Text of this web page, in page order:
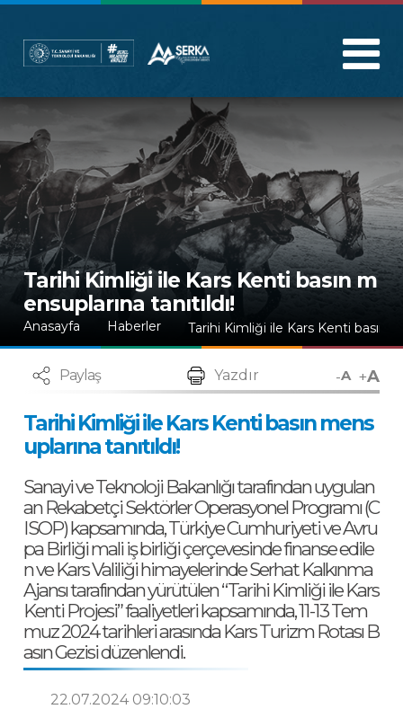
Tarihi Kimliği ile Kars Kenti basın m
ensuplarına tanıtıldı!
Anasayfa Haberler Tarihi Kimliği ile Kars Kenti basın
Paylaş Yazdır -A +A
Tarihi Kimliği ile Kars Kenti basın mens
uplarına tanıtıldı!
Sanayi ve Teknoloji Bakanlığı tarafından uygulan
an Rekabetçi Sektörler Operasyonel Programı (C
ISOP) kapsamında, Türkiye Cumhuriyeti ve Avru
pa Birliği mali iş birliği çerçevesinde finanse edile
n ve Kars Valiliği himayelerinde Serhat Kalkınma
Ajansı tarafından yürütülen “Tarihi Kimliği ile Kars
Kenti Projesi” faaliyetleri kapsamında, 11-13 Tem
muz 2024 tarihleri arasında Kars Turizm Rotası B
asın Gezisi düzenlendi.
22.07.2024 09:10:03